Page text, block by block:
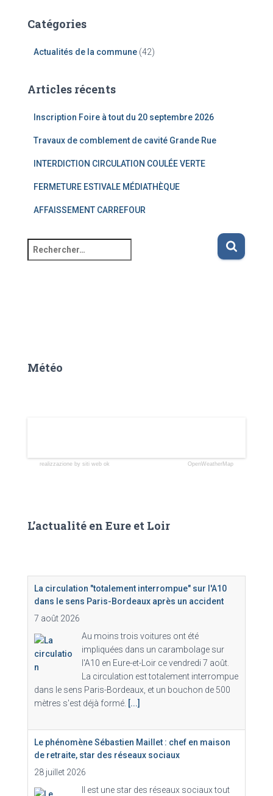
Catégories
Actualités de la commune (42)
Articles récents
Inscription Foire à tout du 20 septembre 2026
Travaux de comblement de cavité Grande Rue
INTERDICTION CIRCULATION COULÉE VERTE
FERMETURE ESTIVALE MÉDIATHÈQUE
AFFAISSEMENT CARREFOUR
Météo
realizzazione by siti web ok OpenWeatherMap
L’actualité en Eure et Loir
La circulation "totalement interrompue" sur l'A10
dans le sens Paris-Bordeaux après un accident
7 août 2026
Au moins trois voitures ont été
impliquées dans un carambolage sur
l'A10 en Eure-et-Loir ce vendredi 7 août.
La circulation est totalement interrompue
dans le sens Paris-Bordeaux, et un bouchon de 500
mètres s'est déjà formé. [...]
Le phénomène Sébastien Maillet : chef en maison
de retraite, star des réseaux sociaux
28 juillet 2026
Il est une star des réseaux sociaux tout